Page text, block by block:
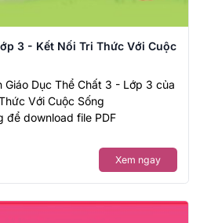
3 - Kết Nối Tri Thức Với Cuộc
Giáo Dục Thể Chất 3 - Lớp 3 của
Với Cuộc Sống
để download file PDF
Xem ngay